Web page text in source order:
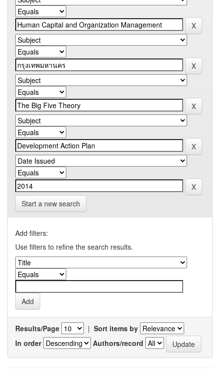
Start a new search
Add filters:
Use filters to refine the search results.
Results/Page | Sort items by
In order
Authors/record